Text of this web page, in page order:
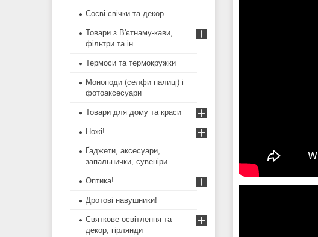
Соєві свічки та декор
Товари з В'єтнаму-кави,
фільтри та ін.
Термоси та термокружки
Моноподи (селфи палиці) і
фотоаксесуари
Товари для дому та краси
Ножі!
Ґаджети, аксесуари,
запальнички, сувеніри
Оптика!
Дротові навушники!
Святкове освітлення та
декор, гірлянди